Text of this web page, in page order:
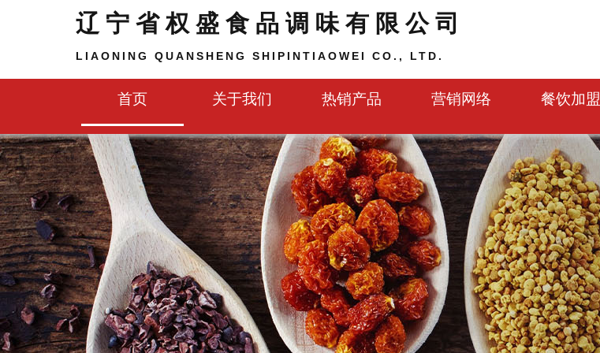
辽宁省权盛食品调味有限公司
LIAONING QUANSHENG SHIPINTIAOWEI CO., LTD.
首页 关于我们 热销产品 营销网络 餐饮加盟